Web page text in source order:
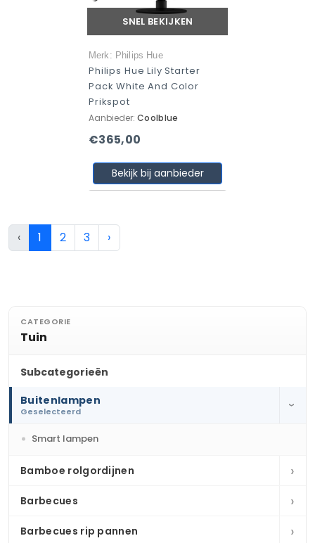
SNEL BEKIJKEN
Merk: Philips Hue
Philips Hue Lily Starter
Pack White And Color
Prikspot
Aanbieder: Coolblue
€365,00
Bekijk bij aanbieder
‹ 1 2 3 ›
CATEGORIE
Tuin
Subcategorieën
Buitenlampen
Geselecteerd
›
Smart lampen
Bamboe rolgordijnen ›
Barbecues ›
Barbecues rip pannen ›